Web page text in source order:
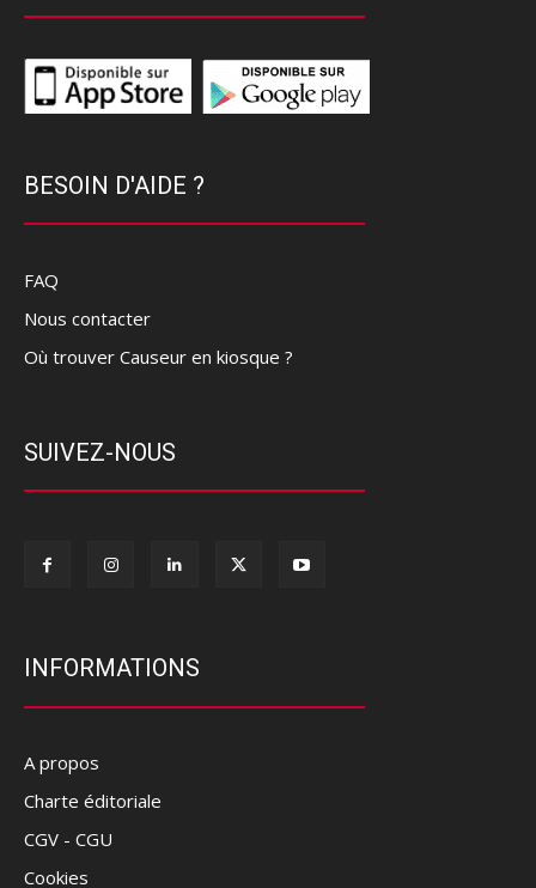
BESOIN D'AIDE ?
FAQ
Nous contacter
Où trouver Causeur en kiosque ?
SUIVEZ-NOUS
INFORMATIONS
A propos
Charte éditoriale
CGV - CGU
Cookies